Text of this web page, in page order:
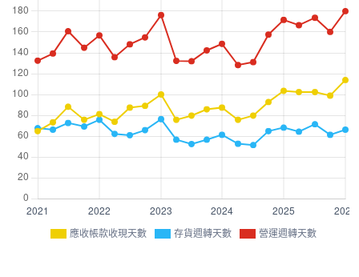
應收帳款收現天數 存貨週轉天數 營運週轉天數